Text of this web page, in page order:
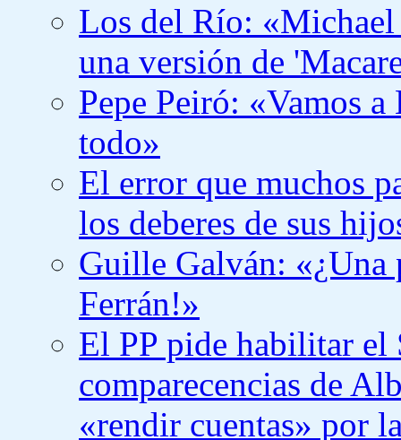
Los del Río: «Michael
una versión de
Pepe Peiró: «Vamos
todo»
El error que muchos
los deberes de sus
Guille Galván: «¿Una
Ferrán!»
El PP pide habilitar el
comparecencias de
«rendir cuentas» por